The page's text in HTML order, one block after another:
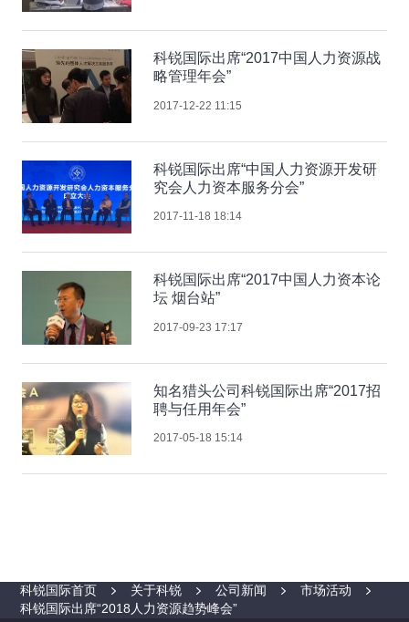
科锐国际出席“2017中国人力资源战
略管理年会”
2017-12-22 11:15
科锐国际出席“中国人力资源开发研
究会人力资本服务分会”
2017-11-18 18:14
科锐国际出席“2017中国人力资本论
坛 烟台站”
2017-09-23 17:17
知名猎头公司科锐国际出席“2017招
聘与任用年会”
2017-05-18 15:14
科锐国际首页 关于科锐 公司新闻
市场活动
科锐国际出席“2018人力资源趋势峰会”